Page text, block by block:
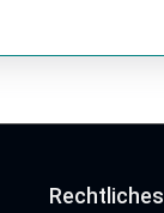
Rechtliches